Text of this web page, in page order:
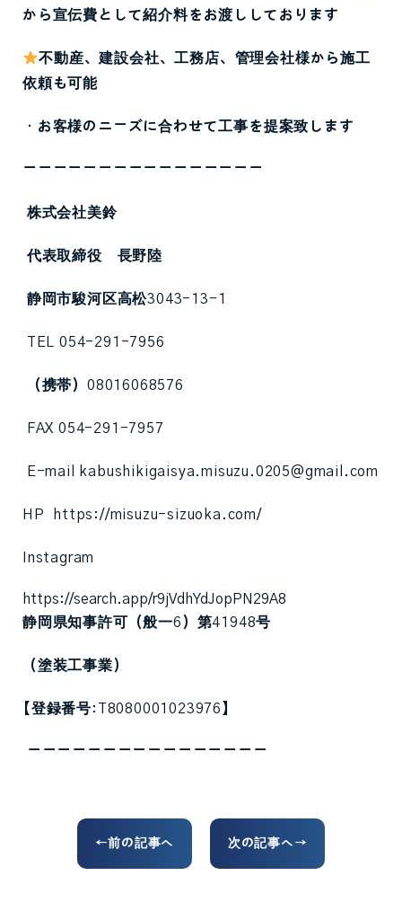
から宣伝費として紹介料をお渡ししております
不動産、建設会社、工務店、管理会社様から施工
依頼も可能
・お客様のニーズに合わせて工事を提案致します
ーーーーーーーーーーーーーーーー
株式会社美鈴
代表取締役 長野陸
静岡市駿河区高松3043-13-1
TEL 054-291-7956
（携帯）08016068576
FAX 054-291-7957
E-mail kabushikigaisya.misuzu.0205@gmail.com
HP https://misuzu-sizuoka.com/
Instagram
https://search.app/r9jVdhYdJopPN29A8
静岡県知事許可（般一6 ）第41948号
（塗装工事業）
【登録番号:T8080001023976 】
ーーーーーーーーーーーーーーーー
←前の記事へ 次の記事へ→